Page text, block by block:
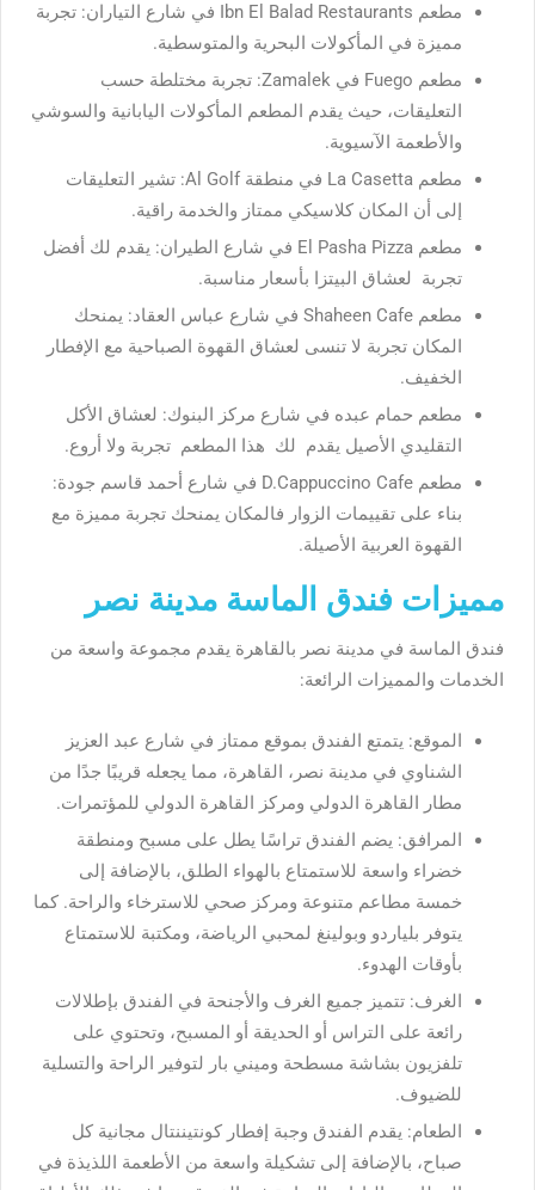
مطعم Ibn El Balad Restaurants في شارع التياران: تجربة
مميزة في المأكولات البحرية والمتوسطية.
مطعم Fuego في Zamalek: تجربة مختلطة حسب
التعليقات، حيث يقدم المطعم المأكولات اليابانية والسوشي
والأطعمة الآسيوية.
مطعم La Casetta في منطقة Al Golf: تشير التعليقات
إلى أن المكان كلاسيكي ممتاز والخدمة راقية.
مطعم El Pasha Pizza في شارع الطيران: يقدم لك أفضل
تجربة لعشاق البيتزا بأسعار مناسبة.
مطعم Shaheen Cafe في شارع عباس العقاد: يمنحك
المكان تجربة لا تنسى لعشاق القهوة الصباحية مع الإفطار
الخفيف.
مطعم حمام عبده في شارع مركز البنوك: لعشاق الأكل
التقليدي الأصيل يقدم لك هذا المطعم تجربة ولا أروع.
مطعم D.Cappuccino Cafe في شارع أحمد قاسم جودة:
بناء على تقييمات الزوار فالمكان يمنحك تجربة مميزة مع
القهوة العربية الأصيلة.
مميزات فندق الماسة مدينة نصر
فندق الماسة في مدينة نصر بالقاهرة يقدم مجموعة واسعة من
الخدمات والمميزات الرائعة:
الموقع: يتمتع الفندق بموقع ممتاز في شارع عبد العزيز
الشناوي في مدينة نصر، القاهرة، مما يجعله قريبًا جدًا من
مطار القاهرة الدولي ومركز القاهرة الدولي للمؤتمرات.
المرافق: يضم الفندق تراسًا يطل على مسبح ومنطقة
خضراء واسعة للاستمتاع بالهواء الطلق، بالإضافة إلى
خمسة مطاعم متنوعة ومركز صحي للاسترخاء والراحة. كما
يتوفر بلياردو وبولينغ لمحبي الرياضة، ومكتبة للاستمتاع
بأوقات الهدوء.
الغرف: تتميز جميع الغرف والأجنحة في الفندق بإطلالات
رائعة على التراس أو الحديقة أو المسبح، وتحتوي على
تلفزيون بشاشة مسطحة وميني بار لتوفير الراحة والتسلية
للضيوف.
الطعام: يقدم الفندق وجبة إفطار كونتيننتال مجانية كل
صباح، بالإضافة إلى تشكيلة واسعة من الأطعمة اللذيذة في